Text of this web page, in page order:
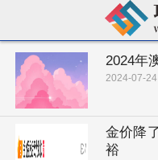
2024年
2024-07-24
金价降
裕